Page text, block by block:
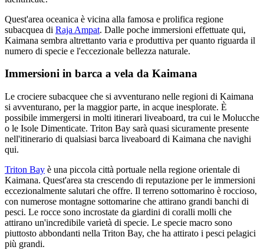
Quest'area oceanica è vicina alla famosa e prolifica regione
subacquea di Raja Ampat. Dalle poche immersioni effettuate qui,
Kaimana sembra altrettanto varia e produttiva per quanto riguarda il
numero di specie e l'eccezionale bellezza naturale.
Immersioni in barca a vela da Kaimana
Le crociere subacquee che si avventurano nelle regioni di Kaimana
si avventurano, per la maggior parte, in acque inesplorate. È
possibile immergersi in molti itinerari liveaboard, tra cui le Molucche
o le Isole Dimenticate. Triton Bay sarà quasi sicuramente presente
nell'itinerario di qualsiasi barca liveaboard di Kaimana che navighi
qui.
Triton Bay è una piccola città portuale nella regione orientale di
Kaimana. Quest'area sta crescendo di reputazione per le immersioni
eccezionalmente salutari che offre. Il terreno sottomarino è roccioso,
con numerose montagne sottomarine che attirano grandi banchi di
pesci. Le rocce sono incrostate da giardini di coralli molli che
attirano un'incredibile varietà di specie. Le specie macro sono
piuttosto abbondanti nella Triton Bay, che ha attirato i pesci pelagici
più grandi.